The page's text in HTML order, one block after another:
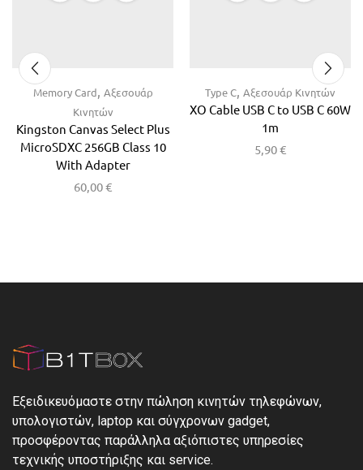
Memory Card Αξεσουάρ
Κινητών
Kingston Canvas Select Plus
MicroSDXC 256GB Class 10
With Adapter
60,00€
Type C Αξεσουάρ Κινητών
XO Cable USB C to USB C 60W
1m
5,90€
Εξειδικευόμαστε στην πώληση κινητών τηλεφώνων,
υπολογιστών, laptop και σύγχρονων gadget,
προσφέροντας παράλληλα αξιόπιστες υπηρεσίες
τεχνικής υποστήριξης και service.